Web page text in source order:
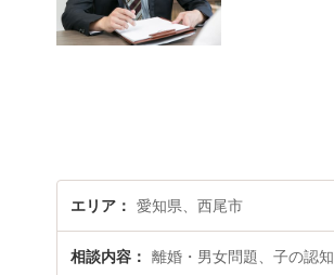
エリア 愛知県、西尾市
相談内容 離婚・男女問題、子の認知